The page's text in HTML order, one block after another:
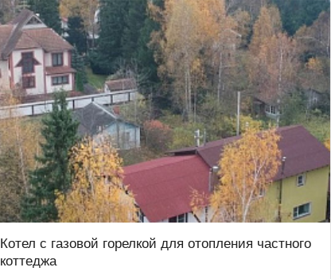
Котел с газовой горелкой для отопления частного
коттеджа